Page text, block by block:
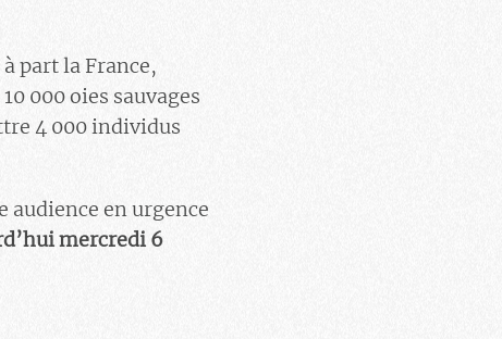
part la France,
000 oies sauvages
4 000 individus
audience en urgence
mercredi 6